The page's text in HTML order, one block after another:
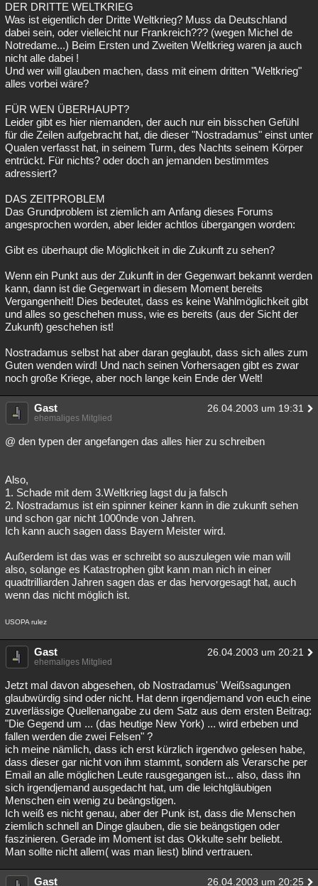
DER DRITTE WELTKRIEG
Was ist eigentlich der Dritte Weltkrieg? Muss da Deutschland
dabei sein, oder vielleicht nur Frankreich??? (wegen Michel de
Notredame...) Beim Ersten und Zweiten Weltkrieg waren ja auch
nicht alle dabei !
Und wer will glauben machen, dass mit einem dritten "Weltkrieg"
alles vorbei wäre?
FÜR WEN ÜBERHAUPT?
Leider gibt es hier niemanden, der auch nur ein bisschen Gefühl
für die Zeilen aufgebracht hat, die dieser "Nostradamus" einst unter
Qualen verfasst hat, in seinem Turm, des Nachts seinem Körper
entrückt. Für nichts? oder doch an jemanden bestimmtes
adressiert?
DAS ZEITPROBLEM
Das Grundproblem ist ziemlich am Anfang dieses Forums
angesprochen worden, aber leider achtlos übergangen worden:
Gibt es überhaupt die Möglichkeit in die Zukunft zu sehen?
Wenn ein Punkt aus der Zukunft in der Gegenwart bekannt werden
kann, dann ist die Gegenwart in diesem Moment bereits
Vergangenheit! Dies bedeutet, dass es keine Wahlmöglichkeit gibt
und alles so geschehen muss, wie es bereits (aus der Sicht der
Zukunft) geschehen ist!
Nostradamus selbst hat aber daran geglaubt, dass sich alles zum
Guten wenden wird! Und nach seinen Vorhersagen gibt es zwar
noch große Kriege, aber noch lange kein Ende der Welt!
Gast 26.04.2003 um 19:31
ehemaliges Mitglied
@ den typen der angefangen das alles hier zu schreiben
Also,
1. Schade mit dem 3.Weltkrieg lagst du ja falsch
2. Nostradamus ist ein spinner keiner kann in die zukunft sehen
und schon gar nicht 1000nde von Jahren.
Ich kann auch sagen dass Bayern Meister wird.
Außerdem ist das was er schreibt so auszulegen wie man will
also, solange es Katastrophen gibt kann man nich in einer
quadtrilliarden Jahren sagen das er das hervorgesagt hat, auch
wenn das nicht möglich ist.
USOPA rulez
Gast 26.04.2003 um 20:21
ehemaliges Mitglied
Jetzt mal davon abgesehen, ob Nostradamus' Weißsagungen
glaubwürdig sind oder nicht. Hat denn irgendjemand von euch eine
zuverlässige Quellenangabe zu dem Satz aus dem ersten Beitrag:
"Die Gegend um ... (das heutige New York) ... wird erbeben und
fallen werden die zwei Felsen" ?
ich meine nämlich, dass ich erst kürzlich irgendwo gelesen habe,
dass dieser gar nicht von ihm stammt, sondern als Verarsche per
Email an alle möglichen Leute rausgegangen ist... also, dass ihn
sich irgendjemand ausgedacht hat, um die leichtgläubigen
Menschen ein wenig zu beängstigen.
Ich weiß es nicht genau, aber der Punk ist, dass die Menschen
ziemlich schnell an Dinge glauben, die sie beängstigen oder
faszinieren. Gerade im Moment ist das Okkulte sehr beliebt.
Man sollte nicht allem( was man liest) blind vertrauen.
Gast 26.04.2003 um 20:25